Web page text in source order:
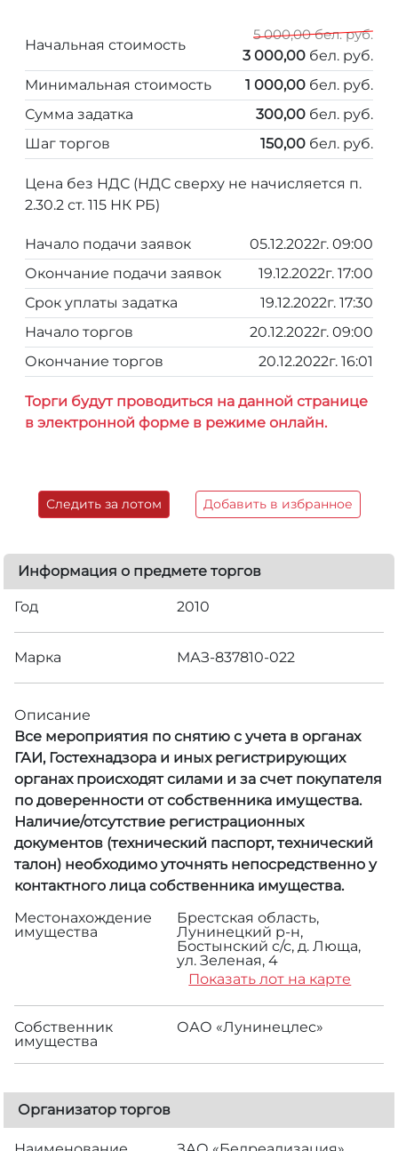
Начальная стоимость
5 000,00 бел. руб.
3 000,00 бел. руб.
Минимальная стоимость
1 000,00 бел. руб.
Сумма задатка
300,00 бел. руб.
Шаг торгов
150,00 бел. руб.
Цена без НДС (НДС сверху не начисляется п.
2.30.2 ст. 115 НК РБ)
Начало подачи заявок
05.12.2022г. 09:00
Окончание подачи заявок
19.12.2022г. 17:00
Срок уплаты задатка
19.12.2022г. 17:30
Начало торгов
20.12.2022г. 09:00
Окончание торгов
20.12.2022г. 16:01
Торги будут проводиться на данной странице
в электронной форме в режиме онлайн.
Следить за лотом Добавить в избранное
Информация о предмете торгов
Год 2010
Марка МАЗ-837810-022
Описание
Все мероприятия по снятию с учета в органах
ГАИ, Гостехнадзора и иных регистрирующих
органах происходят силами и за счет покупателя
по доверенности от собственника имущества.
Наличие/отсутствие регистрационных
документов (технический паспорт, технический
талон) необходимо уточнять непосредственно у
контактного лица собственника имущества.
Местонахождение
имущества
Брестская область,
Лунинецкий р-н,
Бостынский с/с, д. Люща,
ул. Зеленая, 4
Показать лот на карте
Собственник
имущества
ОАО «Лунинецлес»
Организатор торгов